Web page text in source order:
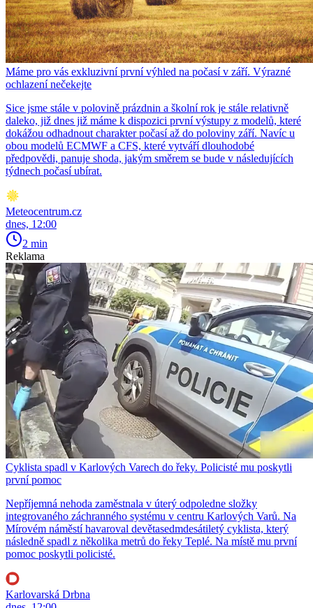
Máme pro vás exkluzivní první výhled na počasí v září. Výrazné
ochlazení nečekejte
Sice jsme stále v polovině prázdnin a školní rok je stále relativně
daleko, již dnes již máme k dispozici první výstupy z modelů, které
dokážou odhadnout charakter počasí až do poloviny září. Navíc u
obou modelů ECMWF a CFS, které vytváří dlouhodobé
předpovědi, panuje shoda, jakým směrem se bude v následujících
týdnech počasí ubírat.
Meteocentrum.cz
dnes, 12:00
2 min
Reklama
Cyklista spadl v Karlových Varech do řeky. Policisté mu poskytli
první pomoc
Nepříjemná nehoda zaměstnala v úterý odpoledne složky
integrovaného záchranného systému v centru Karlových Varů. Na
Mírovém náměstí havaroval devětasedmdesátiletý cyklista, který
následně spadl z několika metrů do řeky Teplé. Na místě mu první
pomoc poskytli policisté.
Karlovarská Drbna